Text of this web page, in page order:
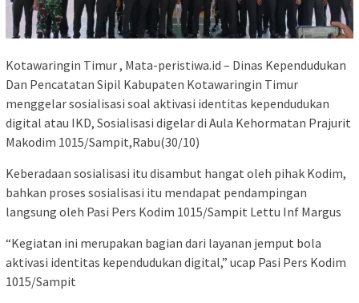
Kotawaringin Timur , Mata-peristiwa.id – Dinas Kependudukan
Dan Pencatatan Sipil Kabupaten Kotawaringin Timur
menggelar sosialisasi soal aktivasi identitas kependudukan
digital atau IKD, Sosialisasi digelar di Aula Kehormatan Prajurit
Makodim 1015/Sampit,Rabu(30/10)
Keberadaan sosialisasi itu disambut hangat oleh pihak Kodim,
bahkan proses sosialisasi itu mendapat pendampingan
langsung oleh Pasi Pers Kodim 1015/Sampit Lettu Inf Margus
“Kegiatan ini merupakan bagian dari layanan jemput bola
aktivasi identitas kependudukan digital,” ucap Pasi Pers Kodim
1015/Sampit